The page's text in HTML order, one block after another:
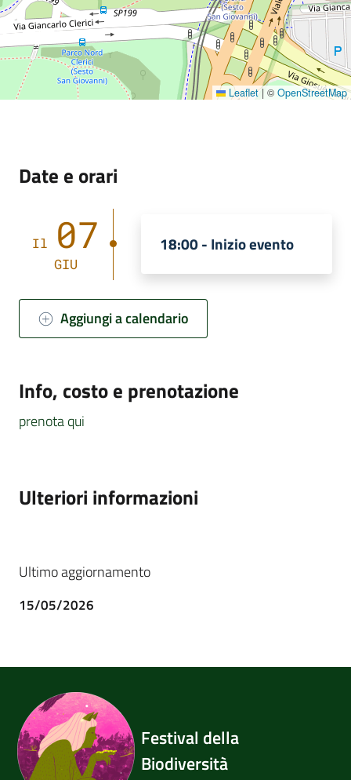
Leaflet | © OpenStreetMap
Date e orari
Il 07
GIU
18:00 - Inizio evento
Aggiungi a calendario
Info, costo e prenotazione
prenota qui
Ulteriori informazioni
Ultimo aggiornamento
15/05/2026
Festival della
Biodiversità